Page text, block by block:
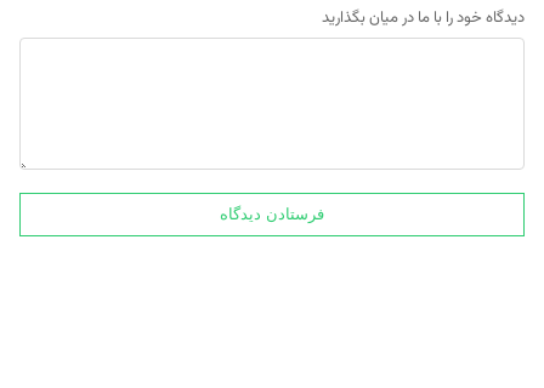
دیدگاه خود را با ما در میان بگذارید